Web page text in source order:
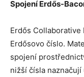
Spojení Erdős-
Erdős
Erdősovo číslo.
spojení
nižší čísla